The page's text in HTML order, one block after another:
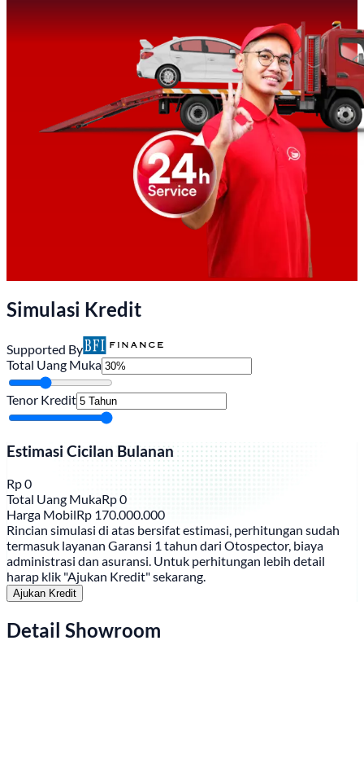
Simulasi Kredit
Supported By
Total Uang Muka
Tenor Kredit
Estimasi Cicilan Bulanan
Rp0
Total Uang MukaRp0
Harga MobilRp 170.000.000
Rincian simulasi di atas bersifat estimasi, perhitungan sudah
termasuk layanan Garansi 1 tahun dari Otospector, biaya
administrasi dan asuransi. Untuk perhitungan lebih detail
harap klik "Ajukan Kredit" sekarang.
Ajukan Kredit
Detail Showroom